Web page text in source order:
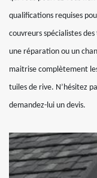
qualifications requises
couvreurs spécialistes
une réparation ou un
maitrise complètement
tuiles de rive. N’hésitez
demandez-lui un devis.